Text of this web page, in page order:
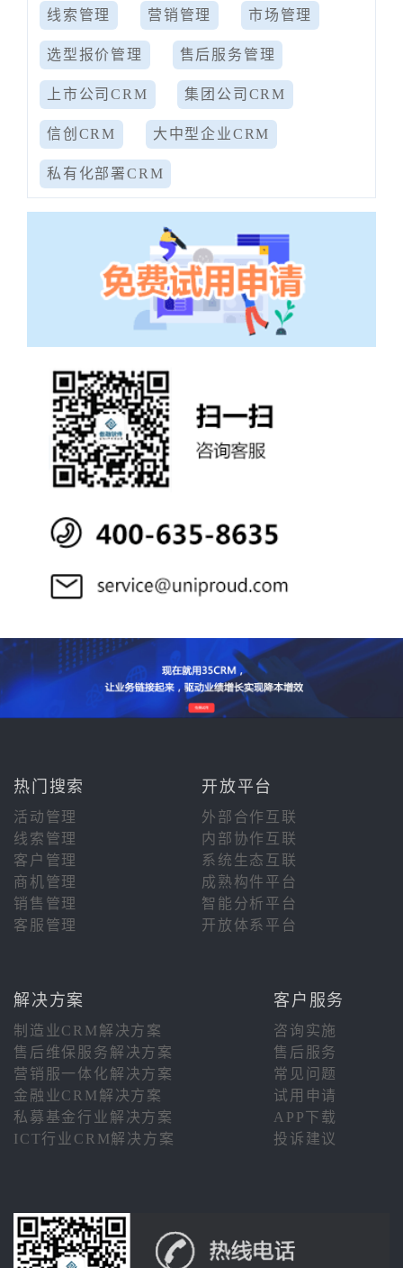
线索管理 营销管理 市场管理
选型报价管理 售后服务管理
上市公司CRM 集团公司CRM
信创CRM 大中型企业CRM
私有化部署CRM
热门搜索 开放平台
活动管理
外部合作互联
线索管理
内部协作互联
客户管理
系统生态互联
商机管理
成熟构件平台
销售管理
智能分析平台
客服管理
开放体系平台
解决方案 客户服务
制造业CRM解决方案
咨询实施
售后维保服务解决方案
售后服务
营销服一体化解决方案
常见问题
金融业CRM解决方案
试用申请
私募基金行业解决方案
APP下载
ICT行业CRM解决方案
投诉建议